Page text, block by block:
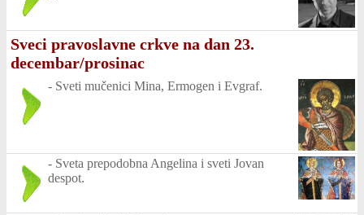
Sveci pravoslavne crkve na dan 23.
decembar/prosinac
- Sveti mučenici Mina, Ermogen i Evgraf.
- Sveta prepodobna Angelina i sveti Jovan
despot.